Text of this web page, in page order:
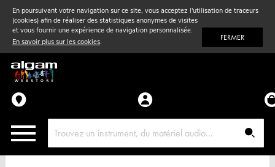
En poursuivant votre navigation sur ce site, vous acceptez l'utilisation de traceurs
(cookies) afin de réaliser des statistiques anonymes de visites
et vous fournir une expérience de navigation personnalisée.
En savoir plus sur les cookies. FERMER
Vent& Violon
Accessoires
Pièces détachées